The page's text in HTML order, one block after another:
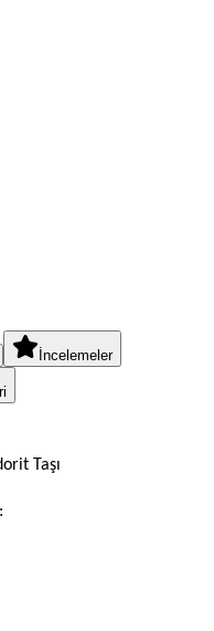
İncelemeler
Taşı